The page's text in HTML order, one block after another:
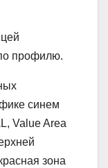
профилю.
синем
Value Area
зона